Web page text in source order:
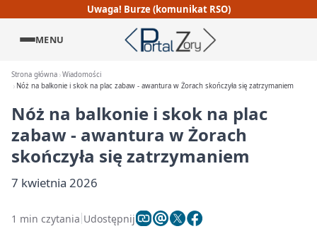
Uwaga! Burze (komunikat RSO)
MENU
Strona główna Wiadomości
Nóż na balkonie i skok na plac zabaw - awantura w Żorach skończyła się zatrzymaniem
Nóż na balkonie i skok na plac
zabaw - awantura w Żorach
skończyła się zatrzymaniem
7 kwietnia 2026
1 min czytania Udostępnij